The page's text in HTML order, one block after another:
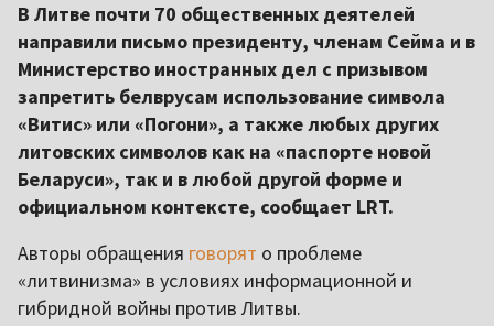
В Литве почти 70 общественных деятелей
направили письмо президенту, членам Сейма и в
Министерство иностранных дел с призывом
запретить белврусам использование символа
«Витис» или «Погони», а также любых других
литовских символов как на «паспорте новой
Беларуси», так и в любой другой форме и
официальном контексте, сообщает LRT.
Авторы обращения говорят о проблеме
«литвинизма» в условиях информационной и
гибридной войны против Литвы.